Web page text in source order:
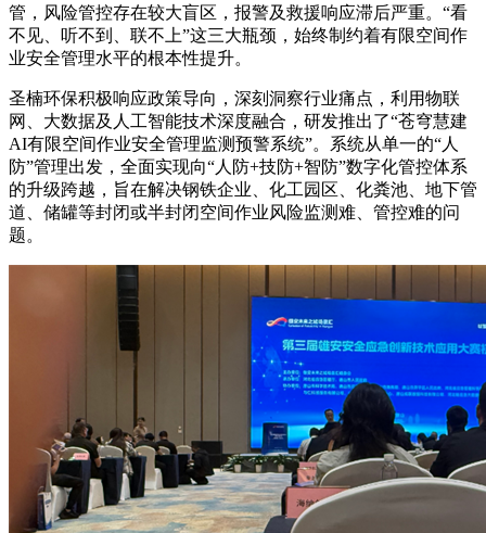
管，风险管控存在较大盲区，报警及救援响应滞后严重。“看
不见、听不到、联不上”这三大瓶颈，始终制约着有限空间作
业安全管理水平的根本性提升。
圣楠环保积极响应政策导向，深刻洞察行业痛点，利用物联
网、大数据及人工智能技术深度融合，研发推出了“苍穹慧建
AI有限空间作业安全管理监测预警系统”。系统从单一的“人
防”管理出发，全面实现向“人防+技防+智防”数字化管控体系
的升级跨越，旨在解决钢铁企业、化工园区、化粪池、地下管
道、储罐等封闭或半封闭空间作业风险监测难、管控难的问
题。